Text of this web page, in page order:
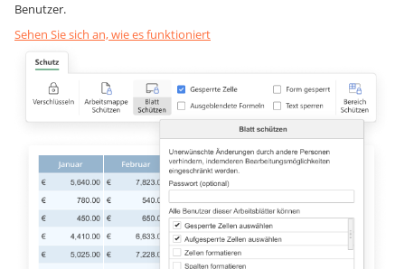
Benutzer.
Sehen Sie sich an, wie es funktioniert